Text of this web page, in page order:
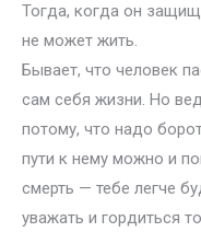
Тогда, когда он
не может жить.
Бывает, что человек
сам себя жизни. Но
потому, что надо
пути к нему можно и
смерть — тебе легче
уважать и гордиться